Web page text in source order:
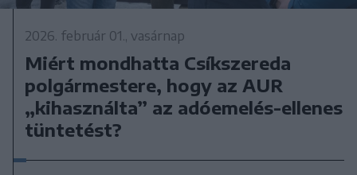
2026. február 01., vasárnap
Miért mondhatta Csíkszereda
polgármestere, hogy az AUR
„kihasználta” az adóemelés-ellenes
tüntetést?